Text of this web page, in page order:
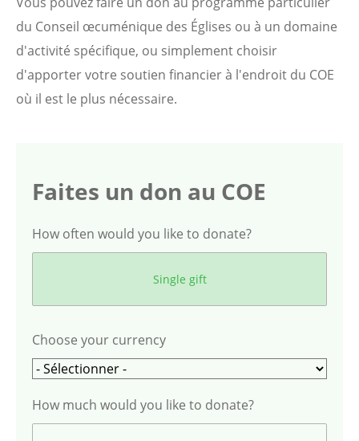
du Conseil œcuménique des Églises ou à un domaine
d'activité spécifique, ou simplement choisir
d'apporter votre soutien financier à l'endroit du COE
où il est le plus nécessaire.
Faites un don au COE
How often would you like to donate?
Single gift
Choose your currency
How much would you like to donate?